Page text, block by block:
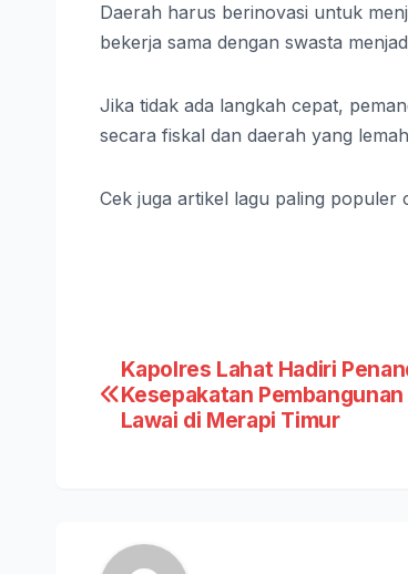
Daerah harus berinovasi untuk
bekerja sama dengan swasta
Jika tidak ada langkah cepat,
secara fiskal dan daerah yang
Cek juga artikel lagu paling populer
Post
navigation
Kapolres Lahat Hadiri
Kesepakatan
Lawai di Merapi Timur